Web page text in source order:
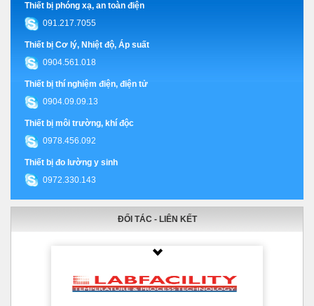
Thiết bị phóng xạ, an toàn điện
091.217.7055
Thiết bị Cơ lý, Nhiệt độ, Áp suất
0904.561.018
Thiết bị thí nghiệm điện, điện tử
0904.09.09.13
Thiết bị môi trường, khí độc
0978.456.092
Thiết bị đo lường y sinh
0972.330.143
ĐỐI TÁC - LIÊN KẾT